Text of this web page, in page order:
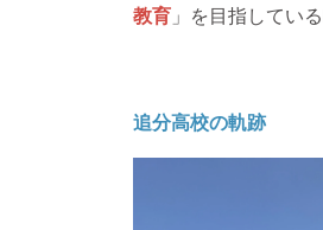
教育 」を目指してい
追分高校の軌跡